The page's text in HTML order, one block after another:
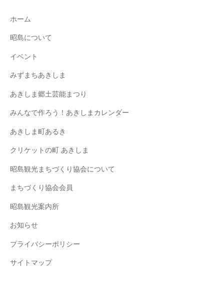
ホーム
昭島について
イベント
みずまちあきしま
あきしま郷土芸能まつり
みんなで作ろう！あきしまカレンダー
あきしま町あるき
クリケットの町 あきしま
昭島観光まちづくり協会について
まちづくり協会会員
昭島観光案内所
お知らせ
プライバシーポリシー
サイトマップ